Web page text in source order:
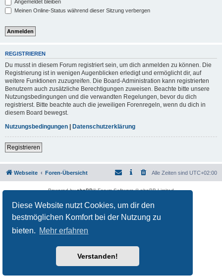
Diese Website nutzt Cookies, um dir den
bestmöglichen Komfort bei der Nutzung zu
bieten. Mehr erfahren
Verstanden!
Angemeldet bleiben
Meinen Online-Status während dieser Sitzung verbergen
REGISTRIEREN
Du musst in diesem Forum registriert sein, um dich anmelden zu können. Die
Registrierung ist in wenigen Augenblicken erledigt und ermöglicht dir, auf
weitere Funktionen zuzugreifen. Die Board-Administration kann registrierten
Benutzern auch zusätzliche Berechtigungen zuweisen. Beachte bitte unsere
Nutzungsbedingungen und die verwandten Regelungen, bevor du dich
registrierst. Bitte beachte auch die jeweiligen Forenregeln, wenn du dich in
diesem Board bewegst.
Nutzungsbedingungen
Datenschutzerklärung
Registrieren
Webseite Foren-Übersicht Alle Zeiten sind UTC+02:00
Powered byphpBB® Forum Software © phpBB Limited
Datenschutz|Nutzungsbedingungen